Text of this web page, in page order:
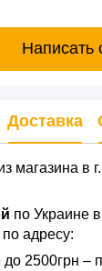
Написать
Доставка
магазина в
по Украине
адресу:
до 2500грн –